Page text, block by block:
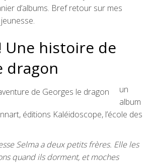
d’albums. Bref retour sur mes
Une histoire de
dragon
un
album
éditions Kaléidoscope, l’école des
Selma a deux petits frères. Elle les
quand ils dorment, et moches